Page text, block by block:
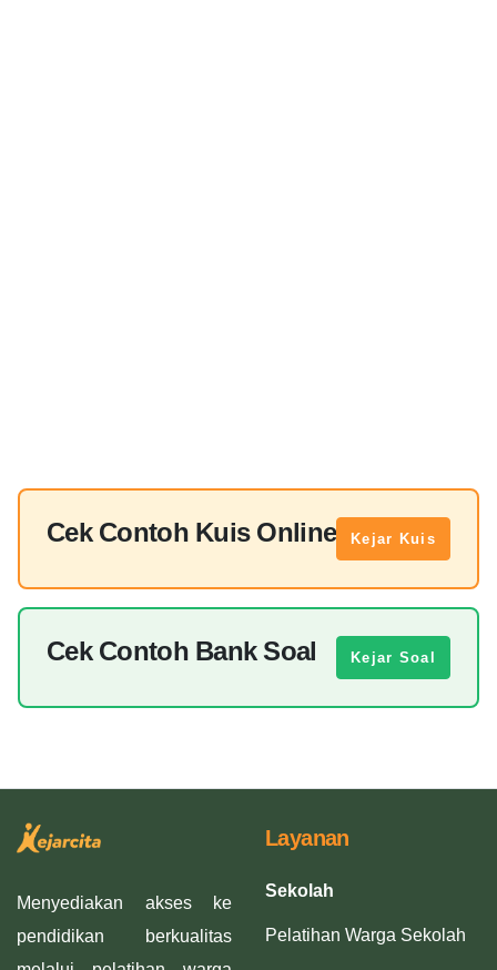
Cek Contoh Kuis Online Kejar Kuis
Cek Contoh Bank Soal Kejar Soal
Menyediakan akses ke
pendidikan berkualitas
Layanan
Sekolah
Pelatihan Warga Sekolah